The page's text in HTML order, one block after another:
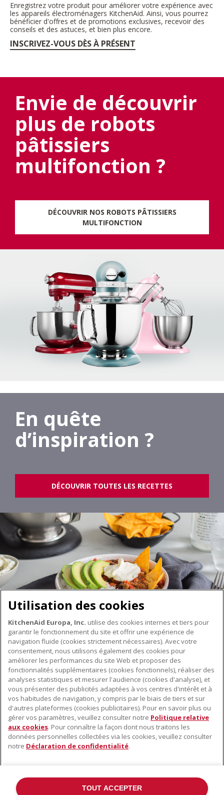
Enregistrez votre produit pour améliorer votre expérience avec
les appareils électroménagers KitchenAid. Ainsi, vous pourrez
bénéficier d'offres et de promotions exclusives, recevoir des
conseils et des astuces, et bien plus encore.
INSCRIVEZ-VOUS DÈS À PRÉSENT
Envie de découvrir
plus de robots
pâtissiers
multifonction ?
DÉCOUVRIR NOS ROBOTS PÂTISSIERS
MULTIFONCTION
En quête
d’inspiration ?
DÉCOUVRIR TOUTES LES RECETTES
À PROPOS DE KITCHENAID
À propos de KitchenAid
Histoire de la marque
Communiqués de presse
ODR
NOS PRODUITS
Petits électroménagers
Matériel de cuisine
Accessoires
SERVICE CLIENT
Trouver un magasin
Utilisation des cookies
KitchenAid Europa, Inc. utilise des cookies internes et tiers pour
garantir le fonctionnement du site et offrir une expérience de
navigation fluide (cookies strictement nécessaires). Avec votre
consentement, nous utilisons également des cookies pour
améliorer les performances du site Web et proposer des
fonctionnalités supplémentaires (cookies fonctionnels), réaliser des
analyses statistiques et mesurer l'audience (cookies d'analyse), et
vous présenter des publicités adaptées à vos centres d'intérêt et à
vos habitudes de navigation, y compris par le biais de tiers et sur
d'autres plateformes (cookies publicitaires). Pour en savoir plus ou
gérer vos paramètres, veuillez consulter notre Politique relative
aux cookies. Pour connaître la façon dont nous traitons les
données personnelles collectées via les cookies, veuillez consulter
notre Déclaration de confidentialité.
TOUT ACCEPTER